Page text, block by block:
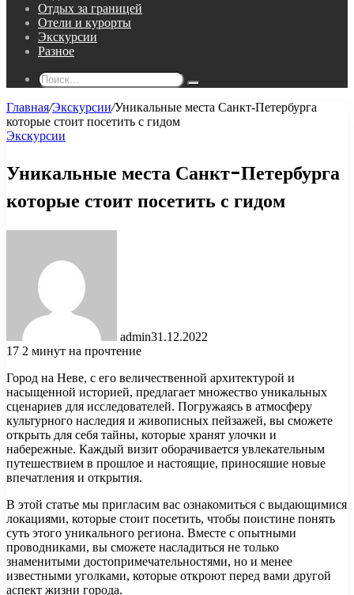
Отдых за границей
Отели и курорты
Экскурсии
Разное
Поиск...
Главная/Экскурсии/Уникальные места Санкт-Петербурга
которые стоит посетить с гидом
Экскурсии
Уникальные места Санкт-Петербурга
которые стоит посетить с гидом
admin31.12.2022
17 2 минут на прочтение
Город на Неве, с его величественной архитектурой и
насыщенной историей, предлагает множество уникальных
сценариев для исследователей. Погружаясь в атмосферу
культурного наследия и живописных пейзажей, вы сможете
открыть для себя тайны, которые хранят улочки и
набережные. Каждый визит оборачивается увлекательным
путешествием в прошлое и настоящие, приносяшие новые
впечатления и открытия.
В этой статье мы пригласим вас ознакомиться с выдающимися
локациями, которые стоит посетить, чтобы поистине понять
суть этого уникального региона. Вместе с опытными
проводниками, вы сможете насладиться не только
знаменитыми достопримечательностями, но и менее
известными уголками, которые откроют перед вами другой
аспект жизни города.